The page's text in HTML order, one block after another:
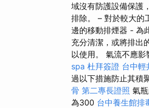
域沒有防護設備保護
排除。 – 對於較大的
邊的移動排煙器 - 為
充分清潔，或將排出
以使用。 氣流不應
spa 杜拜簽證 台中輕
過以下措施防止其積
骨 第二專長證照 氣
為300 台中養生館排